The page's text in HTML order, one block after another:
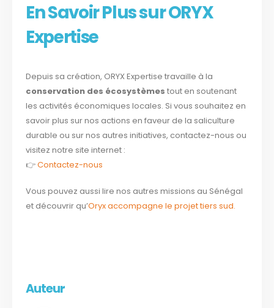
En Savoir Plus sur ORYX
Expertise
Depuis sa création, ORYX Expertise travaille à la
conservation des écosystèmes tout en soutenant
les activités économiques locales. Si vous souhaitez en
savoir plus sur nos actions en faveur de la saliculture
durable ou sur nos autres initiatives, contactez-nous ou
visitez notre site internet :
👉Contactez-nous
Vous pouvez aussi lire nos autres missions au Sénégal
et découvrir qu’Oryx accompagne le projet tiers sud.
Auteur